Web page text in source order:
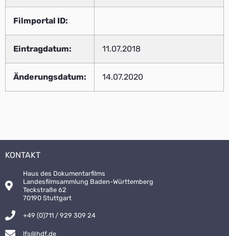
Filmportal ID:
Eintragdatum: 11.07.2018
Änderungsdatum: 14.07.2020
KONTAKT
Haus des Dokumentarfilms
Landesfilmsammlung Baden-Württemberg
Teckstraße 62
70190 Stuttgart
+49 (0)711 / 929 309 24
lfs@hdf.de